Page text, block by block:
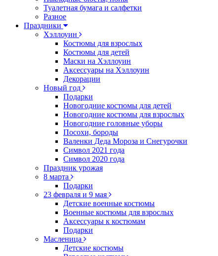
Туалетная бумага и салфетки
Разное
Праздники
Хэллоуин
Костюмы для взрослых
Костюмы для детей
Маски на Хэллоуин
Аксессуары на Хэллоуин
Декорации
Новый год
Подарки
Новогодние костюмы для детей
Новогодние костюмы для взрослых
Новогодние головные уборы
Посохи, бороды
Валенки Деда Мороза и Снегурочки
Символ 2021 года
Символ 2020 года
Праздник урожая
8 марта
Подарки
23 февраля и 9 мая
Детские военные костюмы
Военные костюмы для взрослых
Аксессуары к костюмам
Подарки
Масленица
Детские костюмы